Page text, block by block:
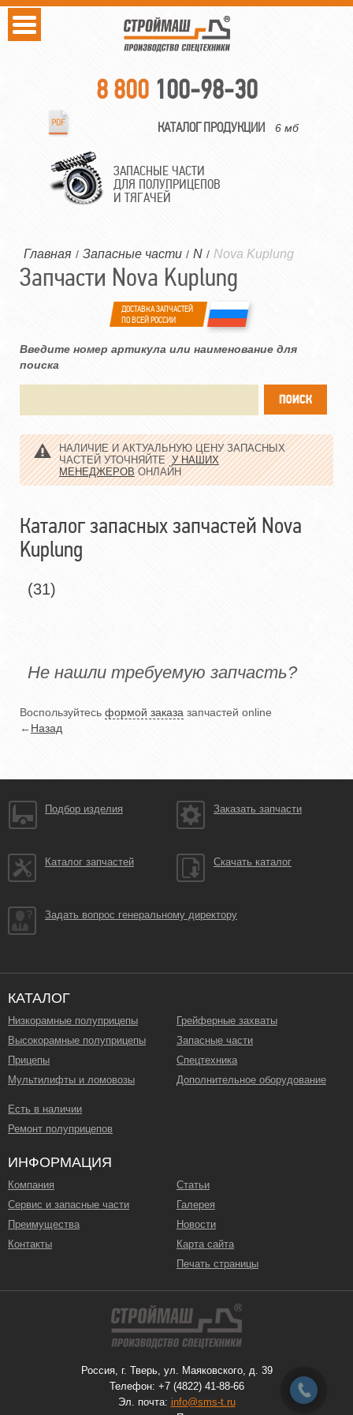
8 800 100-98-30
КАТАЛОГ ПРОДУКЦИИ 6 мб
ЗАПАСНЫЕ ЧАСТИ
ДЛЯ ПОЛУПРИЦЕПОВ
И ТЯГАЧЕЙ
Главная / Запасные части / N / Nova Kuplung
Запчасти Nova Kuplung
ДОСТАВКА ЗАПЧАСТЕЙ
ПО ВСЕЙ РОССИИ
Введите номер артикула или наименование для
поиска
НАЛИЧИЕ И АКТУАЛЬНУЮ ЦЕНУ ЗАПАСНЫХ
ЧАСТЕЙ УТОЧНЯЙТЕУ НАШИХ
МЕНЕДЖЕРОВОНЛАЙН
Каталог запасных запчастей Nova
Kuplung
(31)
Не нашли требуемую запчасть?
Воспользуйтесь формой заказа запчастей online
←Назад
Подбор изделия Заказать запчасти
Каталог запчастей Скачать каталог
Задать вопрос генеральному директору
КАТАЛОГ
Низкорамные полуприцепы
Высокорамные полуприцепы
Прицепы
Мультилифты и ломовозы
Грейферные захваты
Запасные части
Спецтехника
Дополнительное оборудование
Есть в наличии
Ремонт полуприцепов
ИНФОРМАЦИЯ
Компания
Сервис и запасные части
Преимущества
Контакты
Статьи
Галерея
Новости
Карта сайта
Печать страницы
Россия, г. Тверь, ул. Маяковского, д. 39
Телефон: +7 (4822) 41-88-66
Эл. почта: info@sms-t.ru